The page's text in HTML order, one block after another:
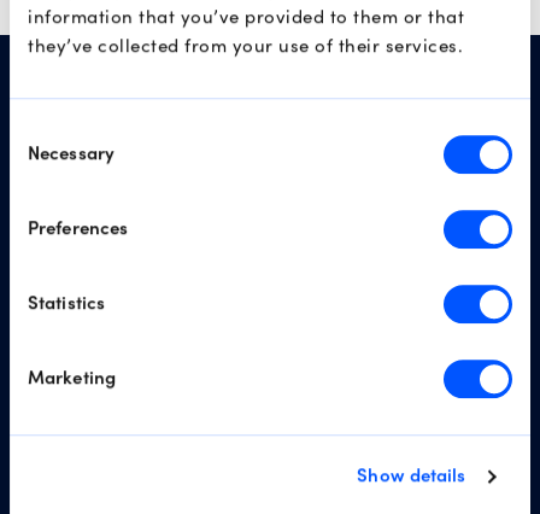
information that you’ve provided to them or that
they’ve collected from your use of their services.
Selection
Necessary
Preferences
Statistics
Marketing
Show details
Scope Markets ofrece servicios de comercio institucional
y minorista a empresarios y comerciantes de todo el
20 años de experiencia en la industria, y estamos
orgullosos de las asociaciones construídas a lo largo de
los años. Ya sea empresa o individuo, Scope Markets
tiene una amplia gama de soluciones comerciales
colocan al cliente en primer lugar.